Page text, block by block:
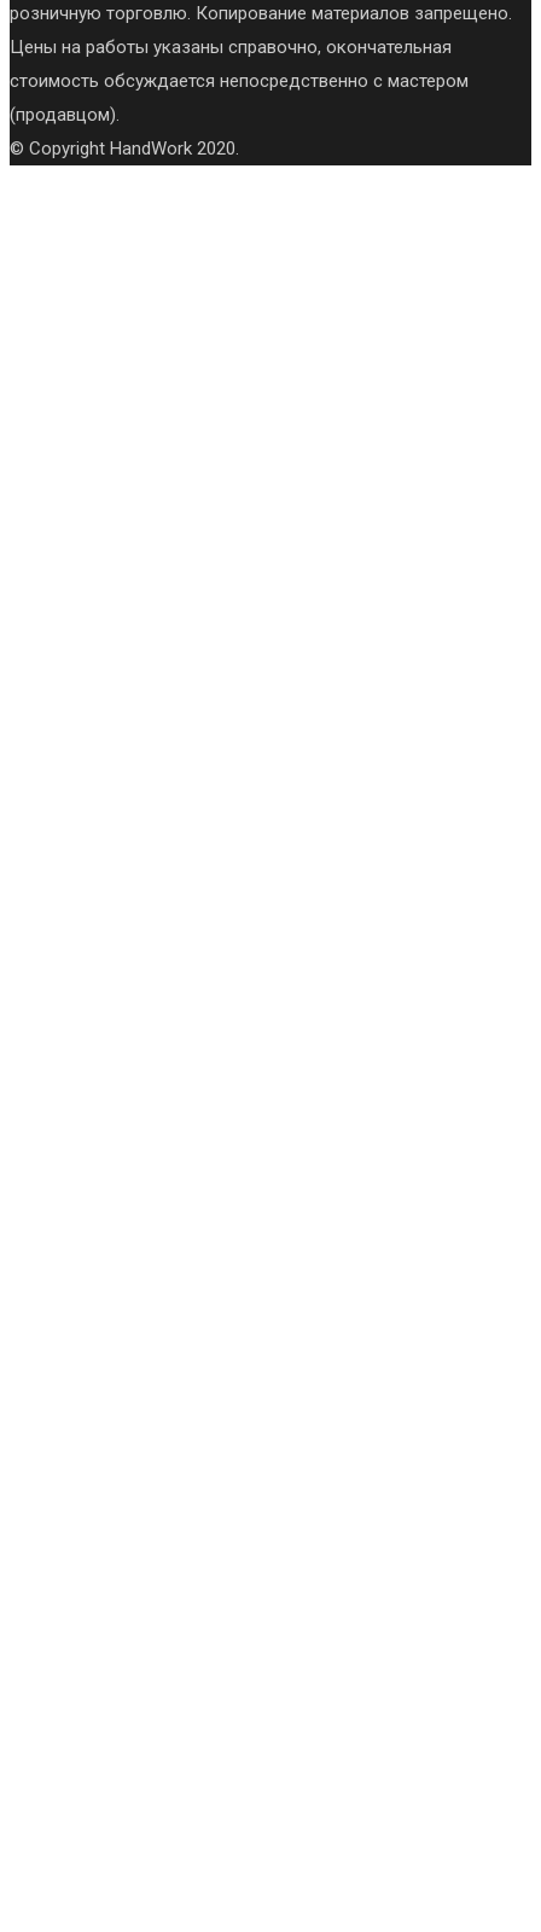
розничную торговлю. Копирование материалов запрещено.
Цены на работы указаны справочно, окончательная
стоимость обсуждается непосредственно с мастером
(продавцом).
© Copyright HandWork 2020.